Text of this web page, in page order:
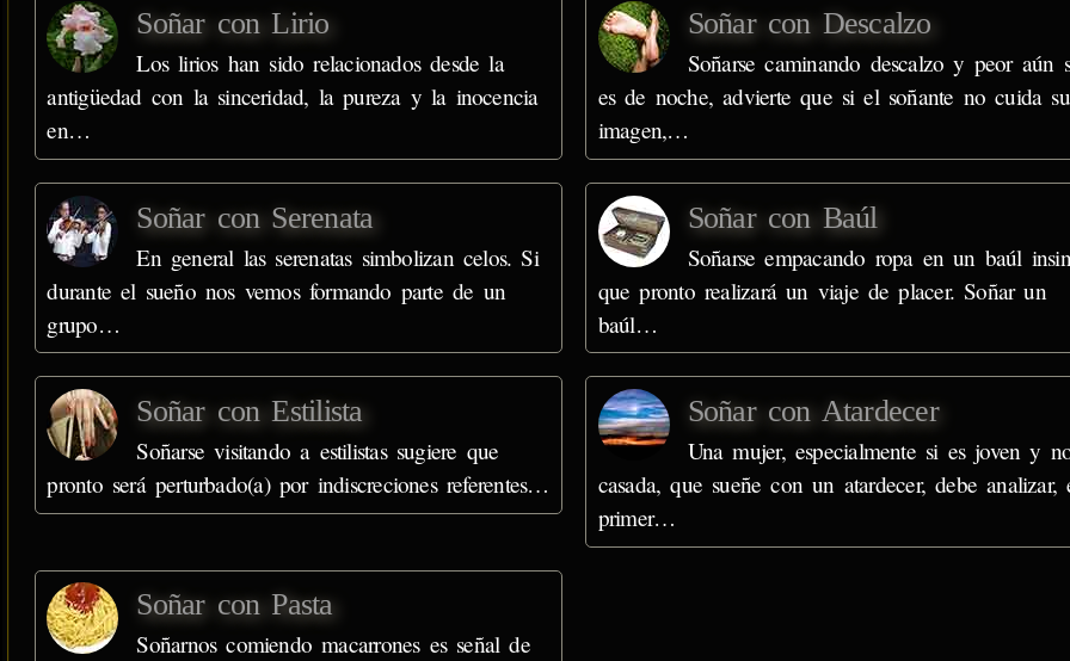
Soñar con Lirio
Los lirios han sido relacionados desde la
antigüedad con la sinceridad, la pureza y la inocencia
en…
Soñar con Descalzo
Soñarse caminando descalzo y peor aún
es de noche, advierte que si el soñante no cuida su
imagen,…
Soñar con Serenata
En general las serenatas simbolizan celos. Si
durante el sueño nos vemos formando parte de un
grupo…
Soñar con Baúl
Soñarse empacando ropa en un baúl
que pronto realizará un viaje de placer. Soñar un
baúl…
Soñar con Estilista
Soñarse visitando a estilistas sugiere que
pronto será perturbado(a) por indiscreciones referentes…
Soñar con Atardecer
Una mujer, especialmente si es joven y
casada, que sueñe con un atardecer, debe analizar,
primer…
Soñar con Pasta
Soñarnos comiendo macarrones es señal de